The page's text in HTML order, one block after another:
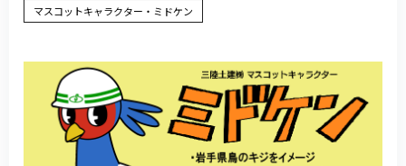
マスコットキャラクター・ミドケン